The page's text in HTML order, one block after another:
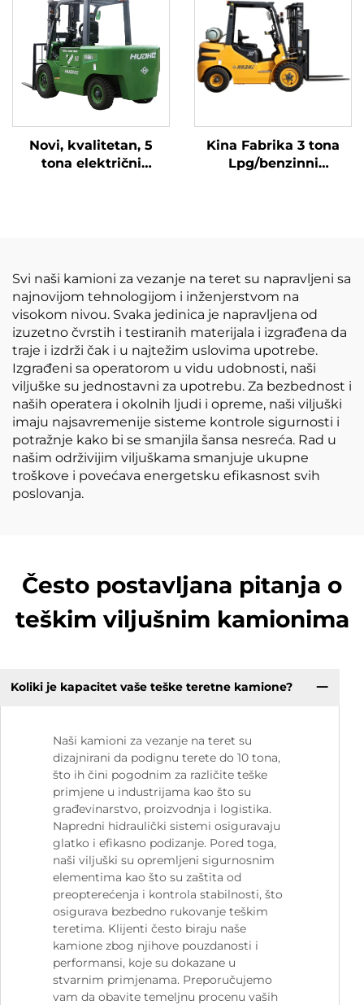
razumno cijenjena.
Novi, kvalitetan, 5
tona električni
Kina Fabrika 3 tona
Lpg/benzinni
Svi naši kamioni za vezanje na teret su napravljeni sa
najnovijom tehnologijom i inženjerstvom na
visokom nivou. Svaka jedinica je napravljena od
izuzetno čvrstih i testiranih materijala i izgrađena da
traje i izdrži čak i u najtežim uslovima upotrebe.
Izgrađeni sa operatorom u vidu udobnosti, naši
viljuške su jednostavni za upotrebu. Za bezbednost i
naših operatera i okolnih ljudi i opreme, naši viljuški
imaju najsavremenije sisteme kontrole sigurnosti i
potražnje kako bi se smanjila šansa nesreća. Rad u
našim održivijim viljuškama smanjuje ukupne
troškove i povećava energetsku efikasnost svih
poslovanja.
Često postavljana pitanja o
teškim viljušnim kamionima
Koliki je kapacitet vaše teške teretne kamione?
Naši kamioni za vezanje na teret su
dizajnirani da podignu terete do 10 tona,
što ih čini pogodnim za različite teške
primjene u industrijama kao što su
građevinarstvo, proizvodnja i logistika.
Napredni hidraulički sistemi osiguravaju
glatko i efikasno podizanje. Pored toga,
naši viljuški su opremljeni sigurnosnim
elementima kao što su zaštita od
preopterećenja i kontrola stabilnosti, što
osigurava bezbedno rukovanje teškim
teretima. Klijenti često biraju naše
kamione zbog njihove pouzdanosti i
performansi, koje su dokazane u
stvarnim primjenama. Preporučujemo
vam da obavite temeljnu procenu vaših